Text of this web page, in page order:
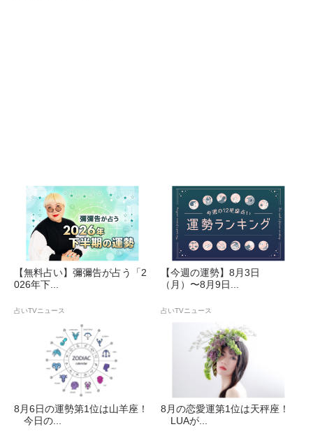
【無料占い】彌彌告が占う「2
026年下...
占いTVニュース
【今週の運勢】8月3日
（月）〜8月9日...
占いTVニュース
8月6日の運勢第1位は山羊座！
今日の...
8月の恋愛運第1位は天秤座！
LUAが...